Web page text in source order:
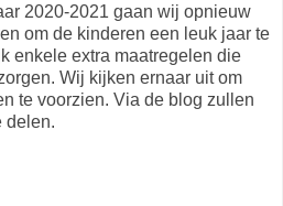
2020-2021 gaan wij opnieuw
om de kinderen een leuk jaar te
enkele extra maatregelen die
Wij kijken ernaar uit om
te voorzien. Via de blog zullen
delen.